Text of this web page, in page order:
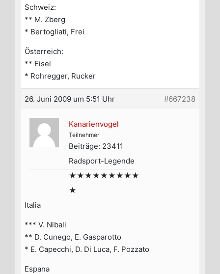
Schweiz:
** M. Zberg
* Bertogliati, Frei
Österreich:
** Eisel
* Rohregger, Rucker
26. Juni 2009 um 5:51 Uhr #667238
Kanarienvogel
Teilnehmer
Beiträge: 23411
Radsport-Legende
★★★★★★★★★
★
Italia
*** V. Nibali
** D. Cunego, E. Gasparotto
* E. Capecchi, D. Di Luca, F. Pozzato
Espana